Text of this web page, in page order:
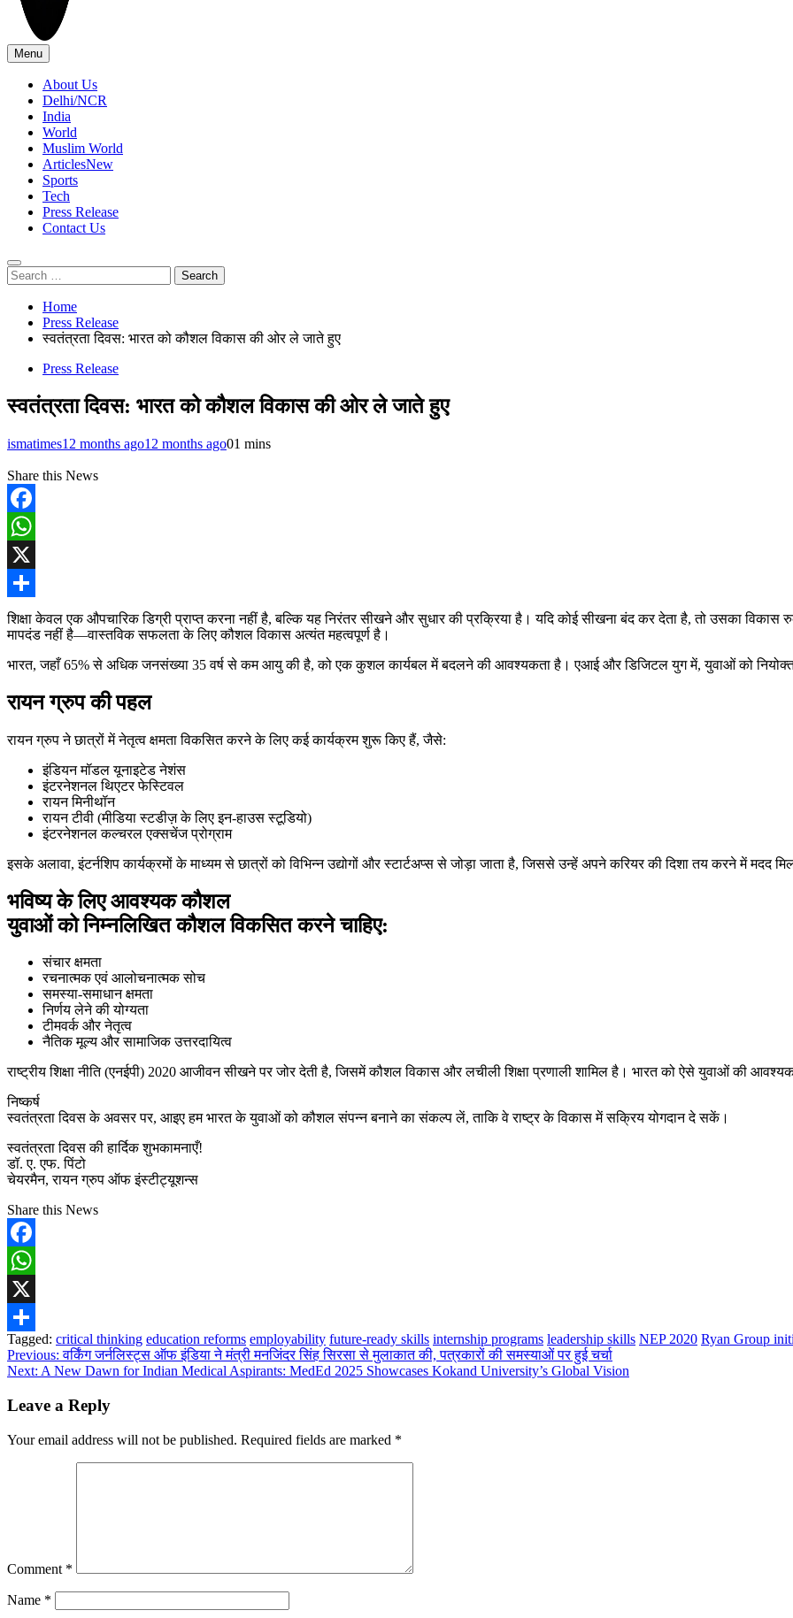
ISMA TIMES NEWS
Menu
About Us
Delhi/NCR
India
World
Muslim World
ArticlesNew
Sports
Tech
Press Release
Contact Us
Search
for:
Home
Press Release
स्वतंत्रता दिवस: भारत को कौशल विकास की ओर ले जाते हुए
Press Release
स्वतंत्रता दिवस: भारत को कौशल विकास की ओर ले जाते हुए
ismatimes12 months ago12 months ago01 mins
Share this News
Facebook
WhatsApp
X
Share
शिक्षा केवल एक औपचारिक डिग्री प्राप्त करना नहीं है, बल्कि यह निरंतर सीखने और सुधार की प्रक्रिया है। यदि कोई सीखना बंद कर देता है, तो उसका
मापदंड नहीं है—वास्तविक सफलता के लिए कौशल विकास अत्यंत महत्वपूर्ण है।
भारत, जहाँ 65% से अधिक जनसंख्या 35 वर्ष से कम आयु की है, को एक कुशल कार्यबल में बदलने की आवश्यकता है। एआई और डिजिटल युग में, युवाओं को
रायन ग्रुप की पहल
रायन ग्रुप ने छात्रों में नेतृत्व क्षमता विकसित करने के लिए कई कार्यक्रम शुरू किए हैं, जैसे:
इंडियन मॉडल यूनाइटेड नेशंस
इंटरनेशनल थिएटर फेस्टिवल
रायन मिनीथॉन
रायन टीवी (मीडिया स्टडीज़ के लिए इन-हाउस स्टूडियो)
इंटरनेशनल कल्चरल एक्सचेंज प्रोग्राम
इसके अलावा, इंटर्नशिप कार्यक्रमों के माध्यम से छात्रों को विभिन्न उद्योगों और स्टार्टअप्स से जोड़ा जाता है, जिससे उन्हें अपने करियर की दिशा तय करने में मदद
भविष्य के लिए आवश्यक कौशल
युवाओं को निम्नलिखित कौशल विकसित करने चाहिए:
संचार क्षमता
रचनात्मक एवं आलोचनात्मक सोच
समस्या-समाधान क्षमता
निर्णय लेने की योग्यता
टीमवर्क और नेतृत्व
नैतिक मूल्य और सामाजिक उत्तरदायित्व
राष्ट्रीय शिक्षा नीति (एनईपी) 2020 आजीवन सीखने पर जोर देती है, जिसमें कौशल विकास और लचीली शिक्षा प्रणाली शामिल है। भारत को ऐसे युवाओं की
निष्कर्ष
स्वतंत्रता दिवस के अवसर पर, आइए हम भारत के युवाओं को कौशल संपन्न बनाने का संकल्प लें, ताकि वे राष्ट्र के विकास में सक्रिय योगदान दे सकें।
स्वतंत्रता दिवस की हार्दिक शुभकामनाएँ!
डॉ. ए. एफ. पिंटो
चेयरमैन, रायन ग्रुप ऑफ इंस्टीट्यूशन्स
Share this News
Facebook
WhatsApp
X
Share
Tagged: critical thinking education reforms employability future-ready skills internship programs leadership skills NEP 2020 Ryan Group
Post
navigation
Previous: वर्किंग जर्नलिस्ट्स ऑफ इंडिया ने मंत्री मनजिंदर सिंह सिरसा से मुलाकात की, पत्रकारों की समस्याओं पर हुई चर्चा
Next: A New Dawn for Indian Medical Aspirants: MedEd 2025 Showcases Kokand University’s Global Vision
Leave a Reply
Your email address will not be published. Required fields are marked *
Comment *
Name *